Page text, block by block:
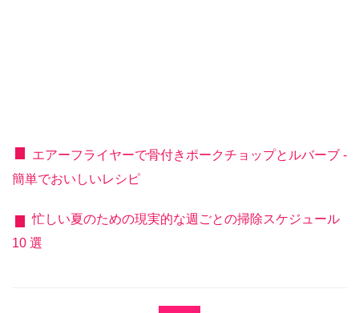
エアーフライヤーで骨付きポークチョップとルバーブ -
簡単でおいしいレシピ
忙しい夏のための現実的な週ごとの掃除スケジュール
10 選